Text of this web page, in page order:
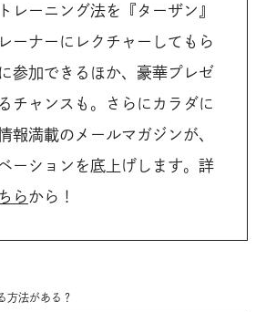
レーニング法を『ターザン』
ーナーにレクチャーしてもら
参加できるほか、豪華プレゼ
チャンスも。さらにカラダに
報満載のメールマガジンが、
ーションを底上げします。詳
らから！
方法がある？